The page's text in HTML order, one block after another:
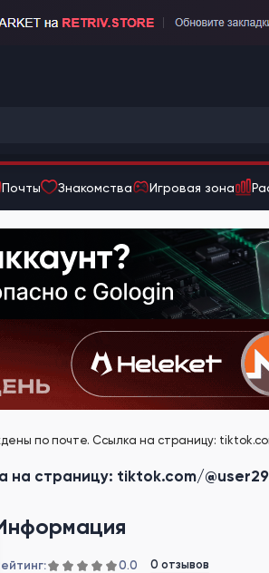
Почты Знакомства Игровая зона
по почте. Ссылка на страницу:
на страницу: tiktok.com/
0.0 0 отзывов